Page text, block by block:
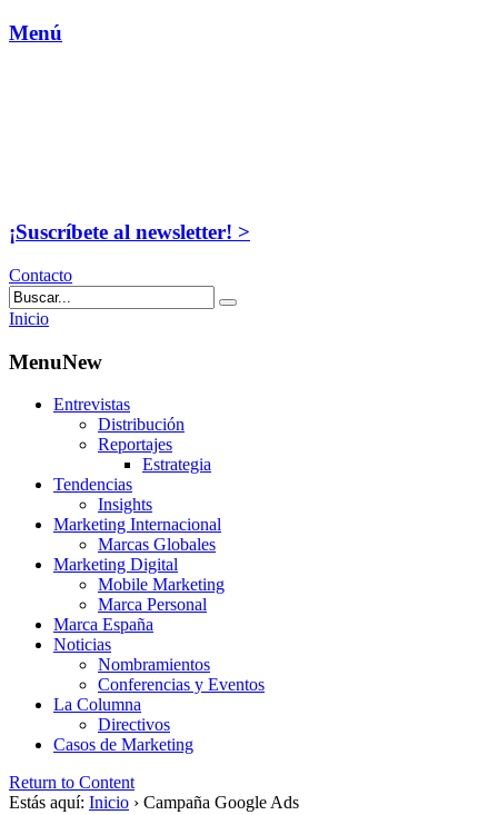
Menú
¡Suscríbete al newsletter! >
Contacto
Inicio
MenuNew
Entrevistas
Distribución
Reportajes
Estrategia
Tendencias
Insights
Marketing Internacional
Marcas Globales
Marketing Digital
Mobile Marketing
Marca Personal
Marca España
Noticias
Nombramientos
Conferencias y Eventos
La Columna
Directivos
Casos de Marketing
Return to Content
Estás aquí: Inicio › Campaña Google Ads